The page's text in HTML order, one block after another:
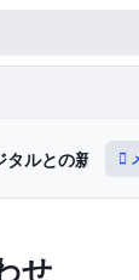
ルとの新たな
せ